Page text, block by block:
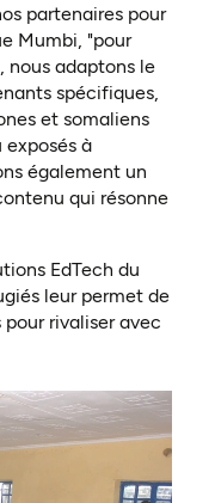
partenaires pour
Mumbi, "pour
nous adaptons le
spécifiques,
et somaliens
à
également un
qui résonne
EdTech du
leur permet de
rivaliser avec